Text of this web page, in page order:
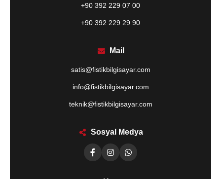
+90 392 229 07 00
+90 392 229 29 90
Mail
satis@fistikbilgisayar.com
info@fistikbilgisayar.com
teknik@fistikbilgisayar.com
Sosyal Medya